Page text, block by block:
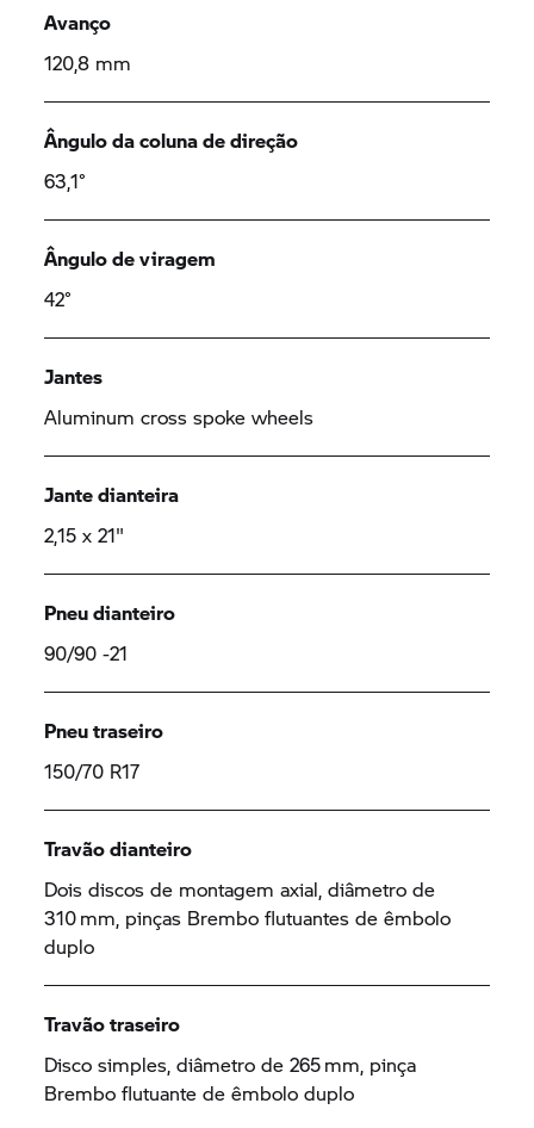
Avanço
120,8 mm
Ângulo da coluna de direção
63,1°
Ângulo de viragem
42°
Jantes
Aluminum cross spoke wheels
Jante dianteira
2,15 x 21"
Pneu dianteiro
90/90 -21
Pneu traseiro
150/70 R17
Travão dianteiro
Dois discos de montagem axial, diâmetro de
310 mm, pinças Brembo flutuantes de êmbolo
duplo
Travão traseiro
Disco simples, diâmetro de 265 mm, pinça
Brembo flutuante de êmbolo duplo